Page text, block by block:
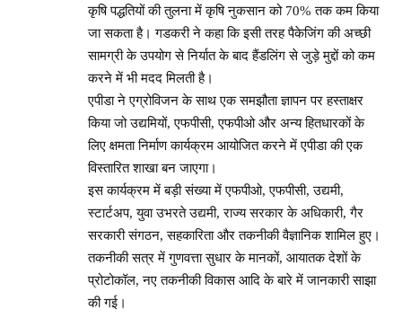
कृषि पद्धतियों की तुलना में कृषि नुकसान को 70% तक कम किया
जा सकता है। गडकरी ने कहा कि इसी तरह पैकेजिंग की अच्छी
सामग्री के उपयोग से निर्यात के बाद हैंडलिंग से जुड़े मुद्दों को कम
करने में भी मदद मिलती है।
एपीडा ने एग्रोविजन के साथ एक समझौता ज्ञापन पर हस्ताक्षर
किया जो उद्यमियों, एफपीसी, एफपीओ और अन्य हितधारकों के
लिए क्षमता निर्माण कार्यक्रम आयोजित करने में एपीडा की एक
विस्तारित शाखा बन जाएगा।
इस कार्यक्रम में बड़ी संख्या में एफपीओ, एफपीसी, उद्यमी,
स्टार्टअप, युवा उभरते उद्यमी, राज्य सरकार के अधिकारी, गैर
सरकारी संगठन, सहकारिता और तकनीकी वैज्ञानिक शामिल हुए।
तकनीकी सत्र में गुणवत्ता सुधार के मानकों, आयातक देशों के
प्रोटोकॉल, नए तकनीकी विकास आदि के बारे में जानकारी साझा
की गई।